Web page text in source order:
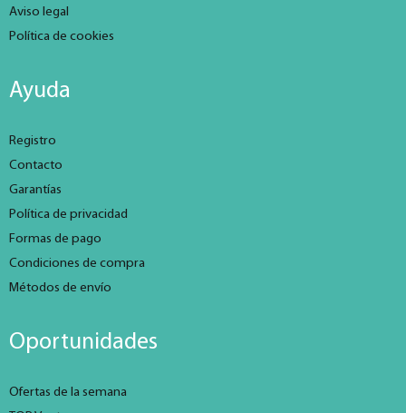
Aviso legal
Política de cookies
Ayuda
Registro
Contacto
Garantías
Política de privacidad
Formas de pago
Condiciones de compra
Métodos de envío
Oportunidades
Ofertas de la semana